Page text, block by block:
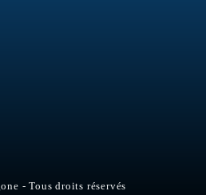
-Tous droits réservés